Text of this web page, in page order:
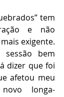
tem
e não
exigente.
sessão bem
dizer que foi
afetou meu
longa-